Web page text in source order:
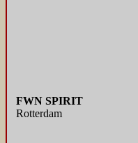
FWN SPIRIT
Rotterdam